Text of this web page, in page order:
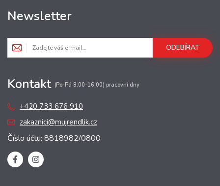
Newsletter
ODEBÍRAT
Kontakt (Po-Pá 8:00-16:00) pracovní dny
+420 733 676 910
zakaznici@mujrendlik.cz
Číslo účtu: 8818982/0800